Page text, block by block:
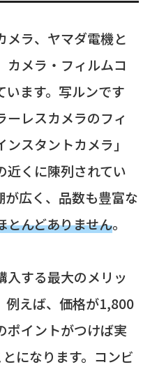
メラ、ヤマダ電機と
カメラ・フィルムコ
います。写ルンです
ーレスカメラのフィ
スタントカメラ」
近くに陳列されてい
が広く、品数も豊富な
とんどありません。
入する最大のメリッ
例えば、価格が1,800
ポイントがつけば実
になります。コンビ